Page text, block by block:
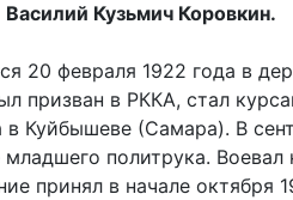
Василий Кузьмич Коровкин.
20 февраля 1922 года в
призван в РККА, стал
в Куйбышеве (Самара). В
младшего политрука.
принял в начале октября